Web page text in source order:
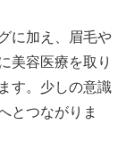
に加え、眉毛や
美容医療を取り
す。少しの意識
とつながりま